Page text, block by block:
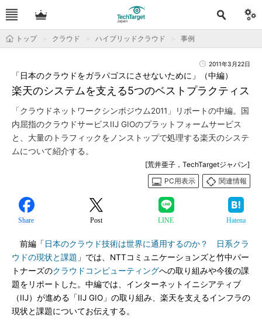
トップ クラウド ハイブリッドクラウド 事例
2011年3月22日
楽天のシステムを支える5つのベストプラクティス
「日本のクラウドをガラパゴスにさせないために」（中編）
「クラウドネットワークシンポジウム2011」リポートの中編。国
内屈指のクラウドサービスIIJ GIOのプラットフォームサービス
と、大量のトラフィックをノンストップで処理する楽天のシステ
ムについて紹介する。
[荒井亜子，TechTargetジャパン]
PC用表示
関連情報
Share Post LINE Hatena
前編「 日本のクラウド技術は世界に通用するのか？ 日系クラ
ウドの現状と課題 」では、NTTコミュニケーションズと竹中パー
トナーズのクラウドコンピューティングへの取り組みや今後の課
題をリポートした。中編では、インターネットイニシアティブ
（IIJ）が進める「IIJ GIO」の取り組み、楽天を支えるインフラの
現状と課題についてお伝えする。